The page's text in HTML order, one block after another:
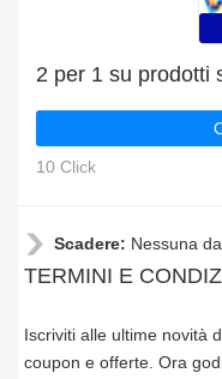
2 per 1 su prodotti
10 Click
Scadere: Nessuna
TERMINI E
Iscriviti alle ultime novità
coupon e offerte. Ora